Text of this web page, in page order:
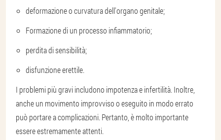
deformazione o curvatura dell'organo genitale;
Formazione di un processo infiammatorio;
perdita di sensibilità;
disfunzione erettile.
I problemi più gravi includono impotenza e infertilità. Inoltre,
anche un movimento improvviso o eseguito in modo errato
può portare a complicazioni. Pertanto, è molto importante
essere estremamente attenti.